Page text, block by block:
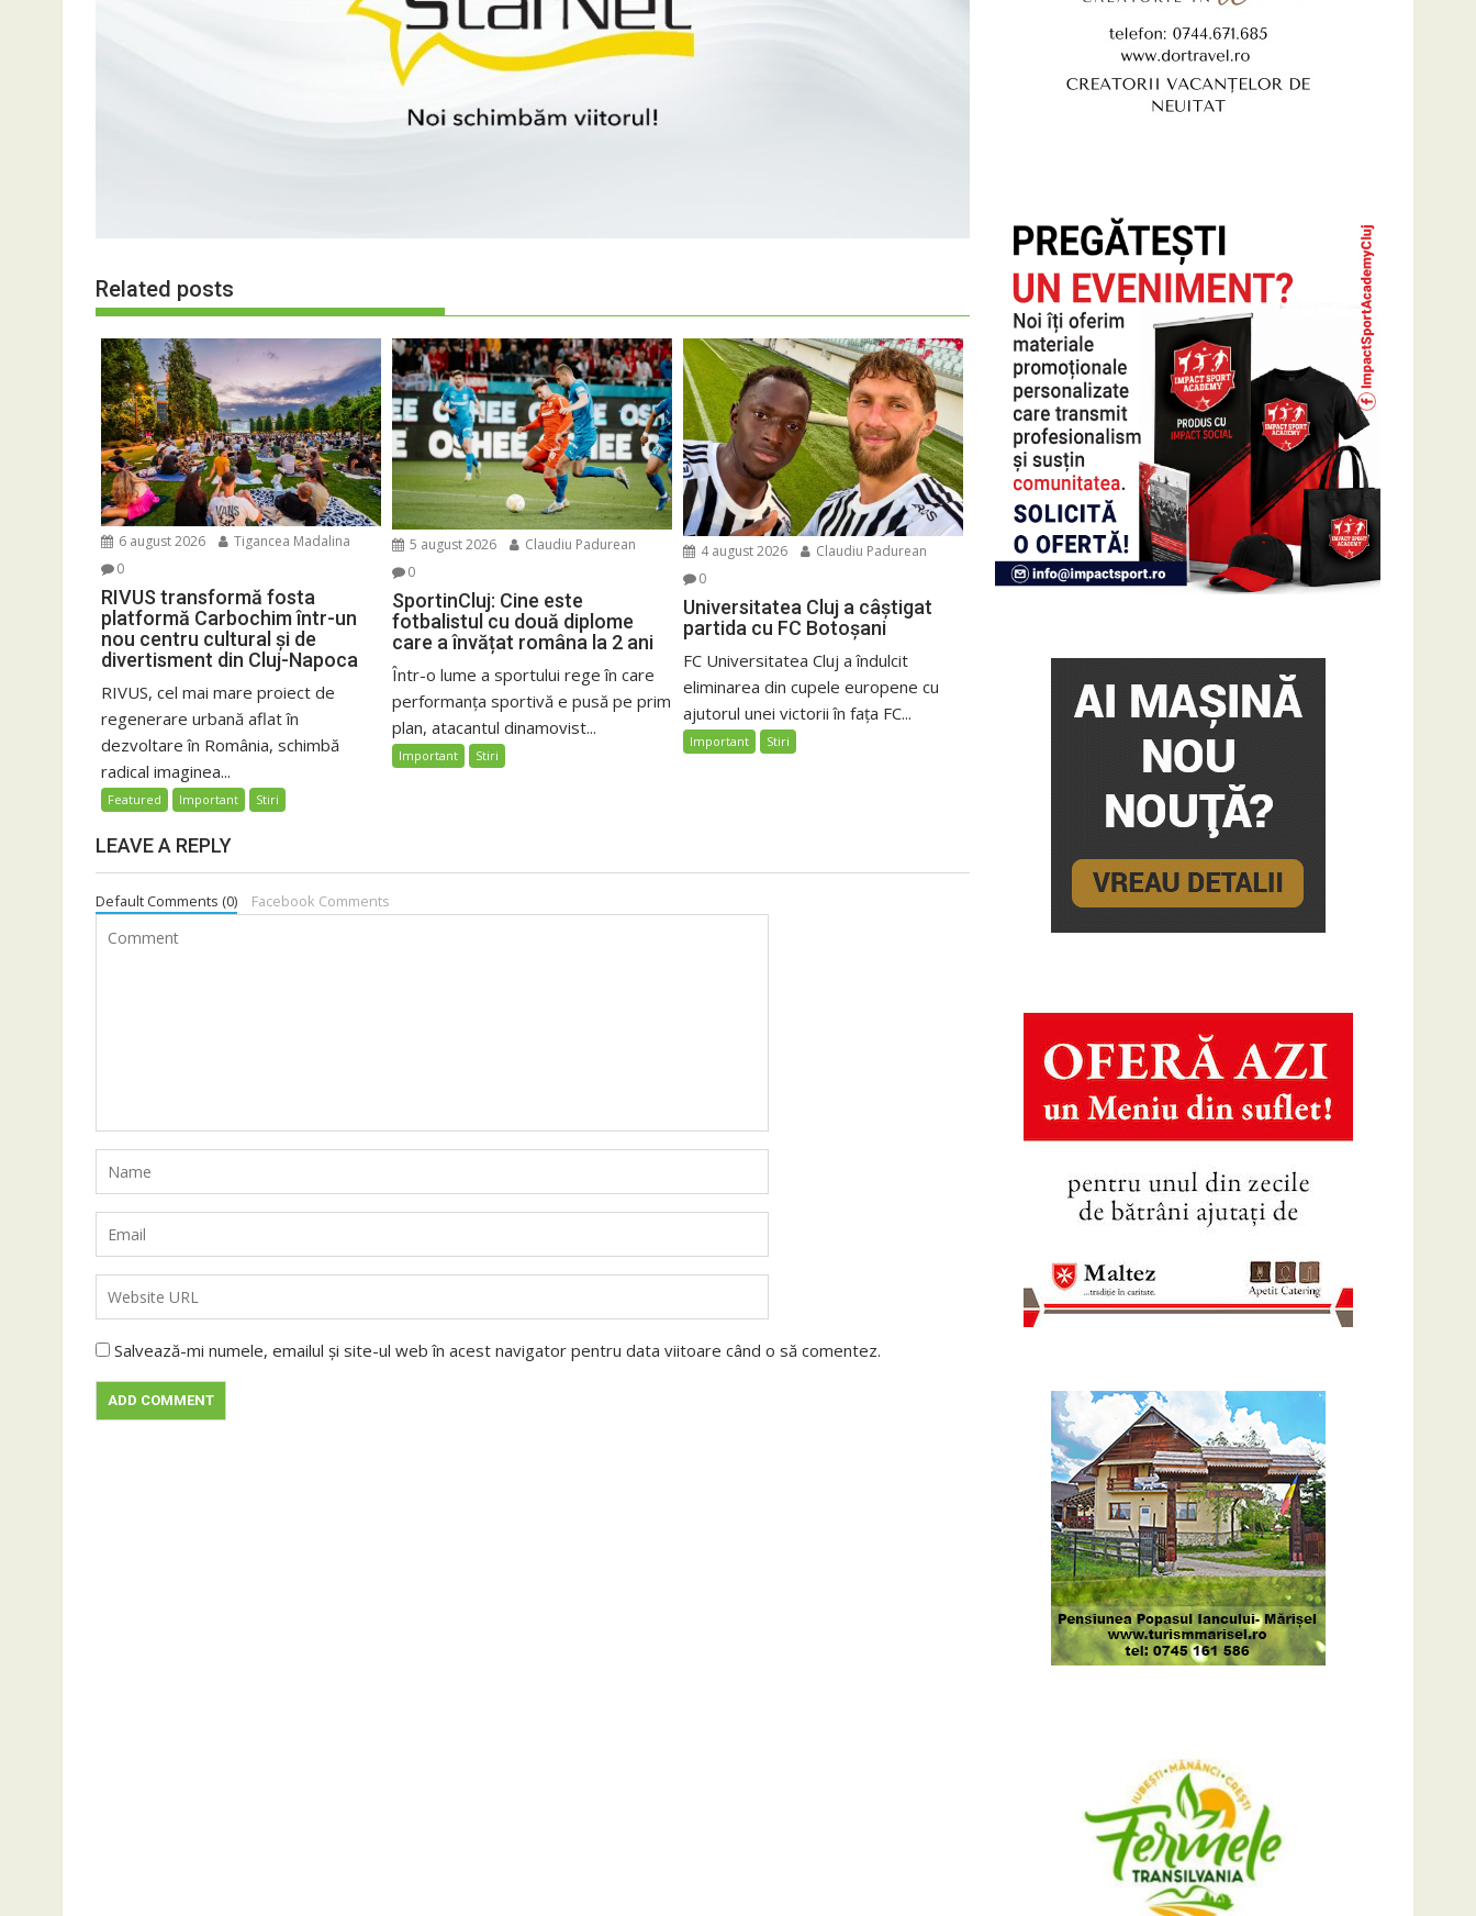
Related posts
6 august 2026
Tigancea Madalina
0
RIVUS transformă fosta
platformă Carbochim într-un
nou centru cultural și de
divertisment din Cluj-Napoca
RIVUS, cel mai mare proiect de
regenerare urbană aflat în
dezvoltare în România, schimbă
radical imaginea...
Featured Important Stiri
5 august 2026
Claudiu Padurean
0
SportinCluj: Cine este
fotbalistul cu două diplome
care a învățat româna la 2 ani
Într-o lume a sportului rege în care
performanța sportivă e pusă pe prim
plan, atacantul dinamovist...
Important Stiri
4 august 2026
Claudiu Padurean
0
Universitatea Cluj a câștigat
partida cu FC Botoșani
FC Universitatea Cluj a îndulcit
eliminarea din cupele europene cu
ajutorul unei victorii în fața FC...
Important Stiri
LEAVE A REPLY
Default Comments (0) Facebook Comments
Salvează-mi numele, emailul și site-ul web în acest navigator pentru data viitoare când o să comentez.